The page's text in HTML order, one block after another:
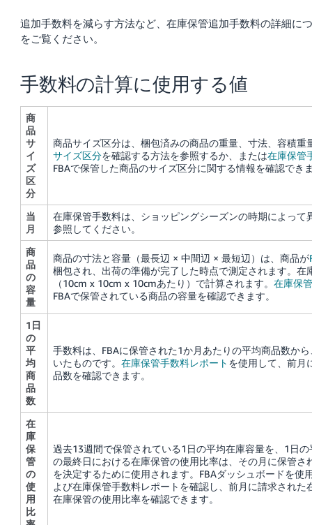
追加手数料を減らす方法など、在庫保管追加手数料の詳細に
をご覧ください。
手数料の計算に使用する値
商
品
サ
イ
ズ
区
分
商品サイズ区分は、梱包済みの商品の重量、寸法、容積重
サイズ区分を確認する方法を参照するか、または在庫保管
FBAで保管した商品のサイズ区分に関する情報を確認でき
当
月
在庫保管手数料は、ショッピングシーズンの時期によって
参照してください。
商
品
の
容
量
商品の寸法と容量（最長辺 × 中間辺 × 最短辺）は、商品が
梱包され、出荷の準備が完了した時点で測定されます。 在
（10cm x 10cm x 10cmあたり）で計算されます。 在庫保
FBAで保管されている商品の容量を確認できます。
1日
の
平
均
商
品
数
手数料は、FBAに保管された1か月あたりの平均商品数か
いたものです。 在庫保管手数料レポート を使用して、前月
品数を確認できます。
在
庫
保
管
の
使
用
比
過去13週間で保管されている1日の平均在庫容量を、1日
の最終日における在庫保管の使用比率は、その月に保管
を決定するために使用されます。FBAダッシュボードを使
よび在庫保管手数料レポートを確認し、前月に請求され
在庫保管の使用比率を確認できます。